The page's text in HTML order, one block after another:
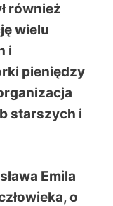
również
wielu
i
pieniędzy
starszych i
Emila
o